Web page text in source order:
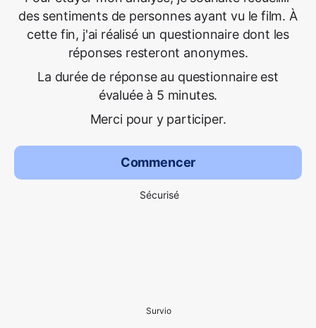
des sentiments de personnes ayant vu le film. À
cette fin, j'ai réalisé un questionnaire dont les
réponses resteront anonymes.
La durée de réponse au questionnaire est
évaluée à 5 minutes.
Merci pour y participer.
Commencer
Sécurisé
Survio